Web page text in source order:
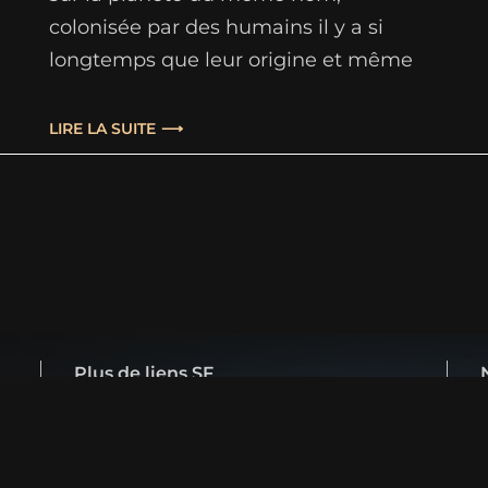
colonisée par des humains il y a si
longtemps que leur origine et même
légendes. La colonie s'est installée et
une nouvelle société s’est bâtie,
LIRE LA SUITE
Plus de liens SF